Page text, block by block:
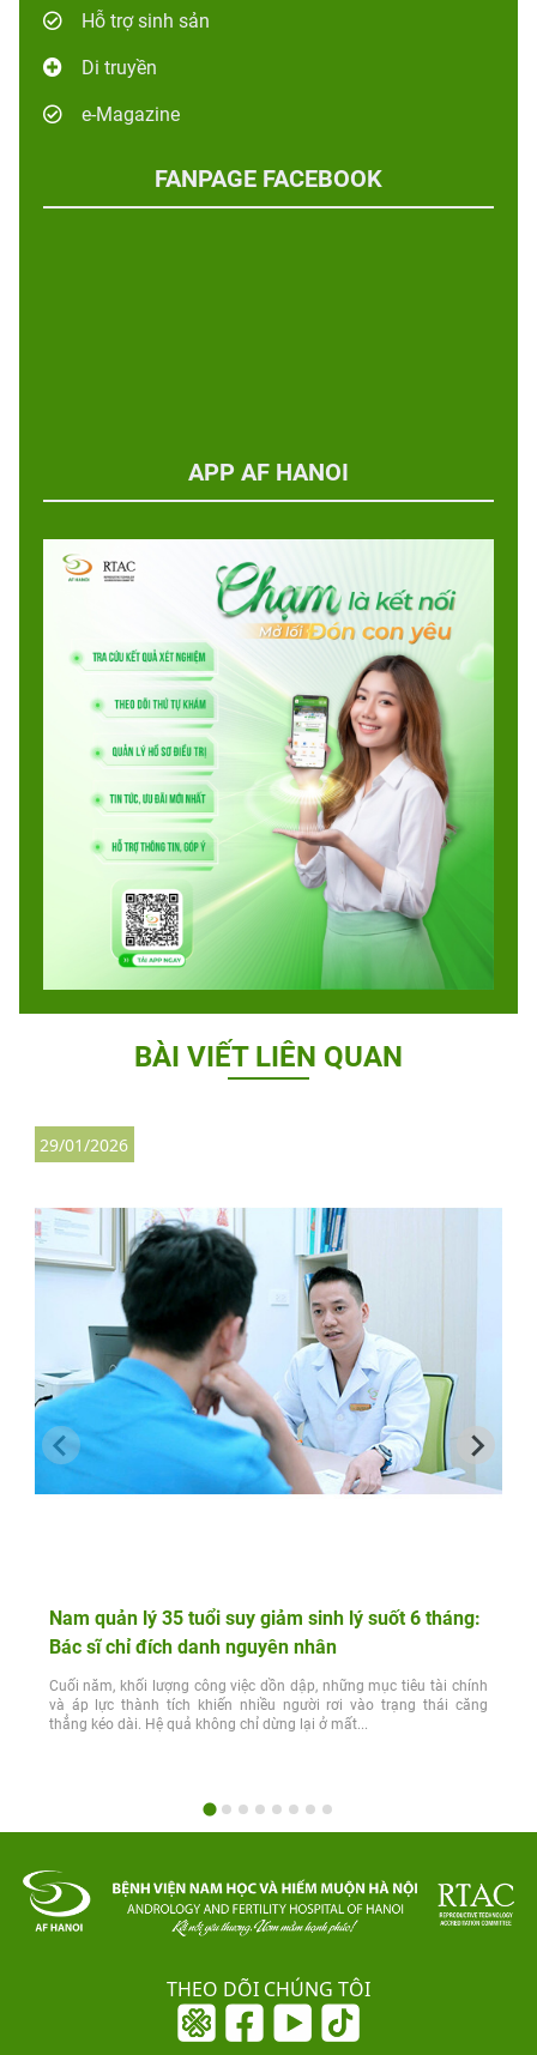
Hỗ trợ sinh sản
Di truyền
e-Magazine
FANPAGE FACEBOOK
APP AF HANOI
BÀI VIẾT LIÊN QUAN
Nam quản lý 35 tuổi suy giảm sinh lý suốt 6 tháng:
Bác sĩ chỉ đích danh nguyên nhân
Cuối năm, khối lượng công việc dồn dập, những mục tiêu tài chính
và áp lực thành tích khiến nhiều người rơi vào trạng thái căng
thẳng kéo dài. Hệ quả không chỉ dừng lại ở mất...
29/01/2026
THEO DÕI CHÚNG TÔI